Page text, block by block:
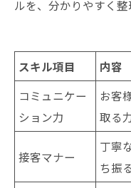
ルを、分かりやすく整
スキル項目 内容
コミュニケー
ション力
お客
取る
接客マナー
丁寧
ち振